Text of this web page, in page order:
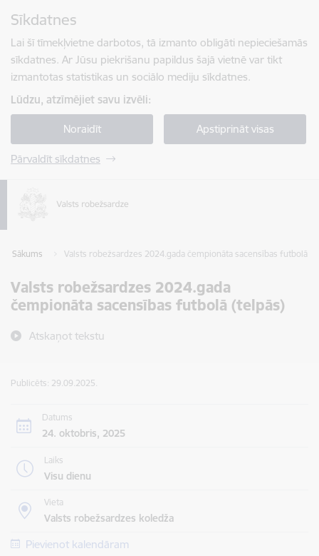
Sīkdatnes
Lai šī tīmekļvietne darbotos, tā izmanto obligāti nepieciešamās
sīkdatnes. Ar Jūsu piekrišanu papildus šajā vietnē var tikt
izmantotas statistikas un sociālo mediju sīkdatnes.
Lūdzu, atzīmējiet savu izvēli:
Noraidīt Apstiprināt visas
Pārvaldīt sīkdatnes
Sākums Valsts robežsardzes 2024.gada čempionāta sacensības futbolā
Valsts robežsardzes 2024.gada
čempionāta sacensības futbolā (telpās)
Atskaņot tekstu
Publicēts: 29.09.2025.
Datums
24. oktobris, 2025
Laiks
Visu dienu
Vieta
Valsts robežsardzes koledža
Pievienot kalendāram